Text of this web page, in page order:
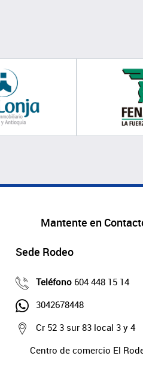
Mantente en
Sede Rodeo
Teléfono604 448 15 14
3042678448
Cr 52 3 sur 83 local 3 y 4
Centro de comercio El